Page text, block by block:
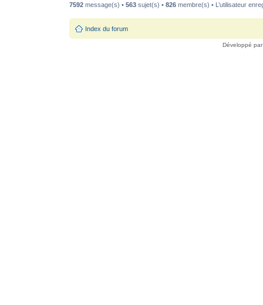
7592 message(s) • 563 sujet(s) • 826 membre(s) • L’utilisateur
Index du forum
Développé